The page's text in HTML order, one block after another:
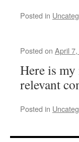
Posted in
Posted on April
Here is my
relevant
Posted in